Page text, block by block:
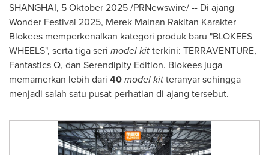
SHANGHAI, 5 Oktober 2025 /PRNewswire/ -- Di ajang
Wonder Festival 2025, Merek Mainan Rakitan Karakter
Blokees memperkenalkan kategori produk baru "BLOKEES
WHEELS", serta tiga seri model kitterkini: TERRAVENTURE,
Fantastics Q, dan Serendipity Edition. Blokees juga
memamerkan lebih dari 40model kitteranyar sehingga
menjadi salah satu pusat perhatian di ajang tersebut.